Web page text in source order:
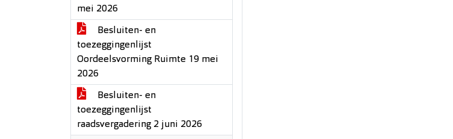
mei 2026
Besluiten- en
toezeggingenlijst
Oordeelsvorming Ruimte 19 mei
2026
Besluiten- en
toezeggingenlijst
raadsvergadering 2 juni 2026